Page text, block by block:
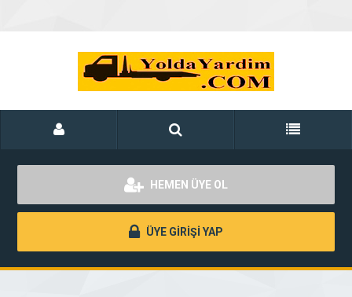
HEMEN ÜYE OL
ÜYE GİRİŞİ YAP